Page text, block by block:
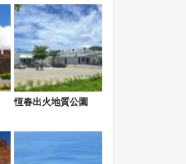
恆春出火地質公園